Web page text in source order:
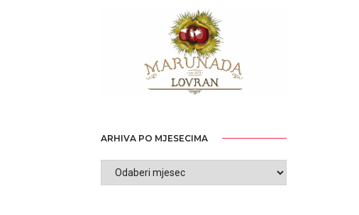
ARHIVA PO MJESECIMA
ARHIVA
PO